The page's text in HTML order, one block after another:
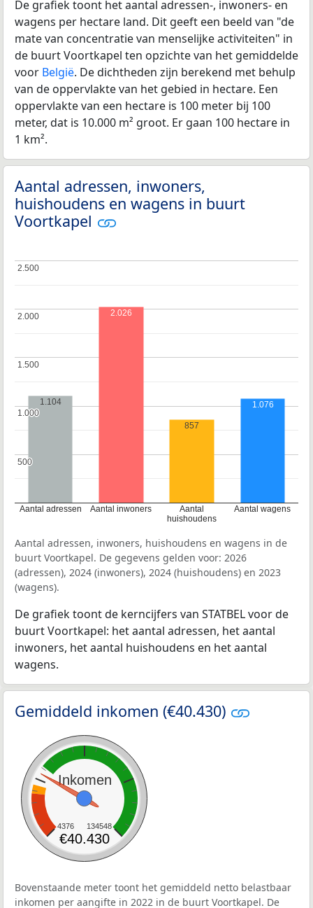
De grafiek toont het aantal adressen-, inwoners- en
wagens per hectare land. Dit geeft een beeld van "de
mate van concentratie van menselijke activiteiten" in
de buurt Voortkapel ten opzichte van het gemiddelde
voor België. De dichtheden zijn berekend met behulp
van de oppervlakte van het gebied in hectare. Een
oppervlakte van een hectare is 100 meter bij 100
meter, dat is 10.000 m² groot. Er gaan 100 hectare in
1 km².
Aantal adressen, inwoners,
huishoudens en wagens in buurt
Voortkapel
Aantal adressen Aantal inwoners
Aantal
huishoudens
Aantal wagens
500
500
1.000
1.000
1.500
1.500
2.000
2.000
2.500
2.500
1.104
2.026
857
1.076
Aantal adressen, inwoners, huishoudens en wagens in de
buurt Voortkapel. De gegevens gelden voor: 2026
(adressen), 2024 (inwoners), 2024 (huishoudens) en 2023
(wagens).
De grafiek toont de kerncijfers van STATBEL voor de
buurt Voortkapel: het aantal adressen, het aantal
inwoners, het aantal huishoudens en het aantal
wagens.
Gemiddeld inkomen (€40.430)
Inkomen
4376 134548
€40.430
Bovenstaande meter toont het gemiddeld netto belastbaar
inkomen per aangifte in 2022 in de buurt Voortkapel. De